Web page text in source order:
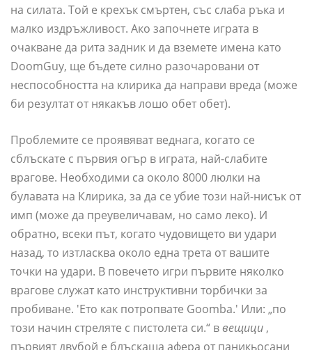
на силата. Той е крехък смъртен, със слаба ръка и
малко издръжливост. Ако започнете играта в
очакване да рита задник и да вземете имена като
DoomGuy, ще бъдете силно разочаровани от
неспособността на клирика да направи вреда (може
би резултат от някакъв лошо обет обет).
Проблемите се проявяват веднага, когато се
сблъскате с първия огър в играта, най-слабите
врагове. Необходими са около 8000 люлки на
булавата на Клирика, за да се убие този най-нисък от
имп (може да преувеличавам, но само леко). И
обратно, всеки път, когато чудовището ви удари
назад, то изтласква около една трета от вашите
точки на удари. В повечето игри първите няколко
врагове служат като инструктивни торбички за
пробиване. 'Ето как потропвате Goomba.' Или: „по
този начин стреляте с пистолета си.“ ввещици ,
първият двубой е блъскаща афера от паникьосани